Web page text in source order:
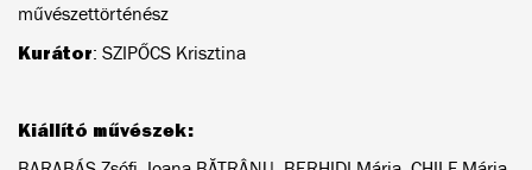
művészettörténész
Kurátor: SZIPŐCS Krisztina
Kiállító művészek: